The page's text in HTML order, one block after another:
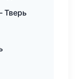
Тверь